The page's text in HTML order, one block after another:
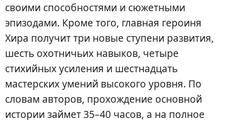
своими способностями и сюжетными
эпизодами. Кроме того, главная героиня
Хира получит три новые ступени развития,
шесть охотничьих навыков, четыре
стихийных усиления и шестнадцать
мастерских умений высокого уровня. По
словам авторов, прохождение основной
истории займет 35–40 часов, а на полное